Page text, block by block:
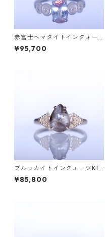
赤富士ヘマタイトインクォー
ツK10リング DAHMA(ダーマ)
[D052]
¥95,700
ブルッカイトインクォーツK10
リング MALWA (マルワ)[M24
4]
¥85,800